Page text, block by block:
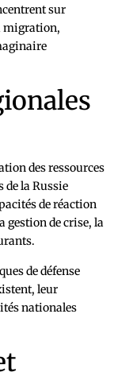
sur
migration,
des ressources
de la Russie
de réaction
gestion de crise, la
de défense
leur
nationales